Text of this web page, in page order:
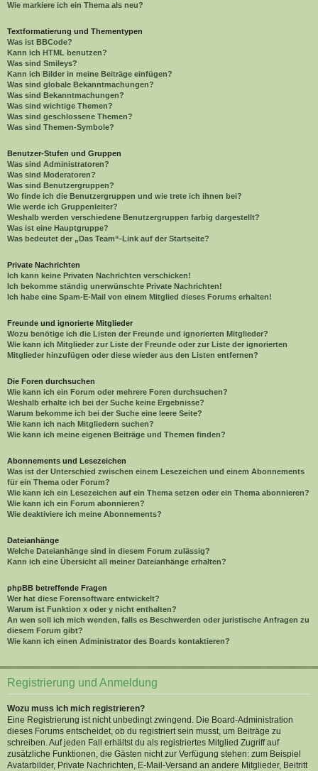
Wie markiere ich ein Thema als neu?
Textformatierung und Thementypen
Was ist BBCode?
Kann ich HTML benutzen?
Was sind Smileys?
Kann ich Bilder in meine Beiträge einfügen?
Was sind globale Bekanntmachungen?
Was sind Bekanntmachungen?
Was sind wichtige Themen?
Was sind geschlossene Themen?
Was sind Themen-Symbole?
Benutzer-Stufen und Gruppen
Was sind Administratoren?
Was sind Moderatoren?
Was sind Benutzergruppen?
Wo finde ich die Benutzergruppen und wie trete ich ihnen bei?
Wie werde ich Gruppenleiter?
Weshalb werden verschiedene Benutzergruppen farbig dargestellt?
Was ist eine Hauptgruppe?
Was bedeutet der „Das Team“-Link auf der Startseite?
Private Nachrichten
Ich kann keine Privaten Nachrichten verschicken!
Ich bekomme ständig unerwünschte Private Nachrichten!
Ich habe eine Spam-E-Mail von einem Mitglied dieses Forums erhalten!
Freunde und ignorierte Mitglieder
Wozu benötige ich die Listen der Freunde und ignorierten Mitglieder?
Wie kann ich Mitglieder zur Liste der Freunde oder zur Liste der ignorierten
Mitglieder hinzufügen oder diese wieder aus den Listen entfernen?
Die Foren durchsuchen
Wie kann ich ein Forum oder mehrere Foren durchsuchen?
Weshalb erhalte ich bei der Suche keine Ergebnisse?
Warum bekomme ich bei der Suche eine leere Seite?
Wie kann ich nach Mitgliedern suchen?
Wie kann ich meine eigenen Beiträge und Themen finden?
Abonnements und Lesezeichen
Was ist der Unterschied zwischen einem Lesezeichen und einem Abonnements
für ein Thema oder Forum?
Wie kann ich ein Lesezeichen auf ein Thema setzen oder ein Thema abonnieren?
Wie kann ich ein Forum abonnieren?
Wie deaktiviere ich meine Abonnements?
Dateianhänge
Welche Dateianhänge sind in diesem Forum zulässig?
Kann ich eine Übersicht all meiner Dateianhänge erhalten?
phpBB betreffende Fragen
Wer hat diese Forensoftware entwickelt?
Warum ist Funktion x oder y nicht enthalten?
An wen soll ich mich wenden, falls es Beschwerden oder juristische Anfragen zu
diesem Forum gibt?
Wie kann ich einen Administrator des Boards kontaktieren?
Registrierung und Anmeldung
Wozu muss ich mich registrieren?
Eine Registrierung ist nicht unbedingt zwingend. Die Board-Administration
dieses Forums entscheidet, ob du registriert sein musst, um Beiträge zu
schreiben. Auf jeden Fall erhältst du als registriertes Mitglied Zugriff auf
zusätzliche Funktionen, die Gästen nicht zur Verfügung stehen: zum Beispiel
Avatarbilder, Private Nachrichten, E-Mail-Versand an andere Mitglieder, Beitritt